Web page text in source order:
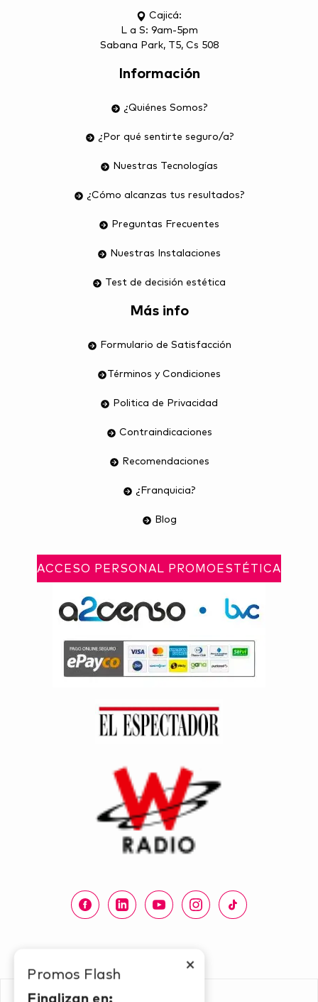
×
Promos Flash
Finalizan en:
Cajicá:
L a S: 9am-5pm
Sabana Park, T5, Cs 508
Información
¿Quiénes Somos?
¿Por qué sentirte seguro/a?
Nuestras Tecnologías
¿Cómo alcanzas tus resultados?
Preguntas Frecuentes
Nuestras Instalaciones
Test de decisión estética
Más info
Formulario de Satisfacción
Términos y Condiciones
Politica de Privacidad
Contraindicaciones
Recomendaciones
¿Franquicia?
Blog
ACCESO PERSONAL PROMOESTÉTICA